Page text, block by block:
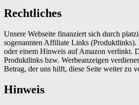
Rechtliches
Unsere Webseite finanziert sich durch
sogenannten Affiliate Links (Produktlinks).
oder einem Hinweis auf Amazon verlinkt.
Produktlinks bzw. Werbeanzeigen
Betrag, der uns hilft, diese Seite weiter zu
Hinweis